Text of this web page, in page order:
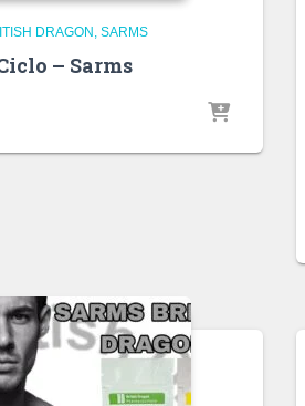
DRAGON SARMS
– Sarms